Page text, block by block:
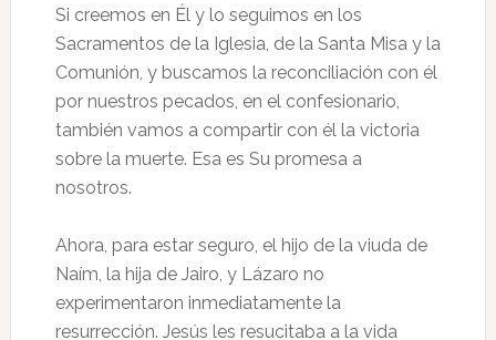
Si creemos en Él y lo seguimos en los
Sacramentos de la Iglesia, de la Santa Misa y la
Comunión, y buscamos la reconciliación con él
por nuestros pecados, en el confesionario,
también vamos a compartir con él la victoria
sobre la muerte. Esa es Su promesa a
nosotros.
Ahora, para estar seguro, el hijo de la viuda de
Naím, la hija de Jairo, y Lázaro no
experimentaron inmediatamente la
resurrección. Jesús les resucitaba a la vida